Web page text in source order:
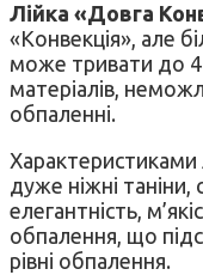
Лійка «Довга
«Конвекція», але
може тривати до 4
матеріалів,
обпаленні.
Характеристиками
дуже ніжні таніни,
елегантність,
обпалення, що
рівні обпалення.